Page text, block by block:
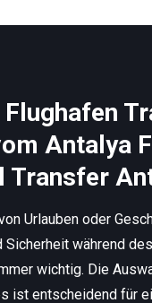
Antalya
Transfer
Urlauben oder
Sicherheit während
wichtig. Die
ist entscheidend für